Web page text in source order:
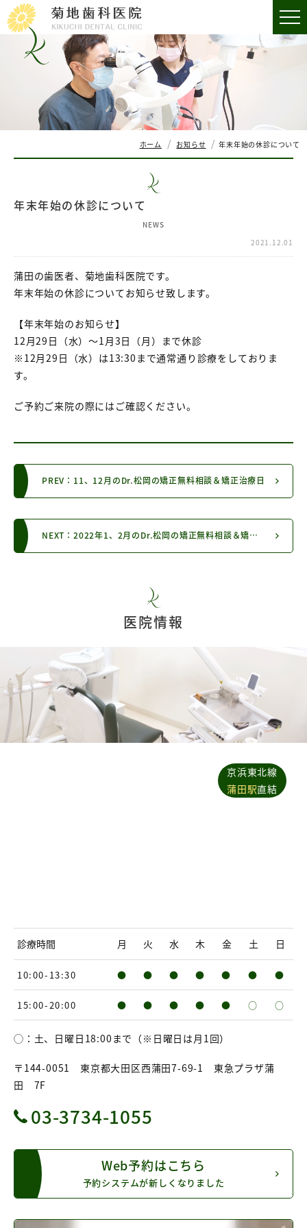
ホーム お知らせ 年末年始の休診について
年末年始の休診について
NEWS
2021.12.01
蒲田の歯医者、菊地歯科医院です。
年末年始の休診についてお知らせ致します。
【年末年始のお知らせ】
12月29日（水）～1月3日（月）まで休診
※12月29日（水）は13:30まで通常通り診療をしておりま
す。
ご予約ご来院の際にはご確認ください。
PREV：11、12月のDr.松岡の矯正無料相談＆矯正治療日
NEXT：2022年1、2月のDr.松岡の矯正無料相談＆矯正治療日
医院情報
京浜東北線
蒲田駅直結
診療時間 月 火 水 木 金 土 日
10:00-13:30 ● ● ● ● ● ● ●
15:00-20:00 ● ● ● ● ● ○ ○
◯：土、日曜日18:00まで（※日曜日は月1回）
〒144-0051 東京都大田区西蒲田7-69-1 東急プラザ蒲
田 7F
03-3734-1055
Web予約はこちら
予約システムが新しくなりました